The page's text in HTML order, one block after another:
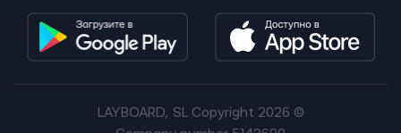
LAYBOARD, SL Copyright 2026 ©